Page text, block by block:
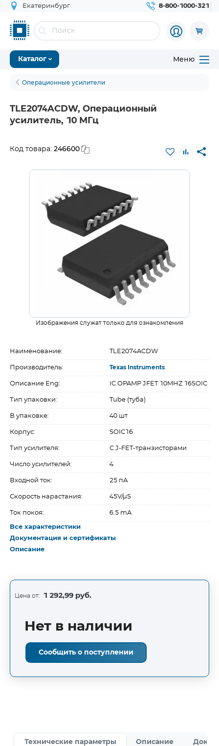
Екатеринбург 8-800-1000-321
Каталог Меню
Операционные усилители
TLE2074ACDW, Операционный
усилитель, 10 МГц
Код товара: 246600
Изображения служат только для ознакомления
Наименование: TLE2074ACDW
Производитель: Texas Instruments
Описание Eng: IC OPAMP JFET 10MHZ 16SOIC
Тип упаковки: Tube (туба)
В упаковке: 40 шт
Корпус: SOIC16
Тип усилителя: С J-FET-транзисторами
Число усилителей: 4
Входной ток: 25 пА
Скорость нарастания: 45V/µS
Ток покоя: 6.5 mA
Все характеристики
Документация и сертификаты
Описание
Цена от: 1 292,99 руб.
Нет в наличии
Сообщить о поступлении
Технические параметры Описание